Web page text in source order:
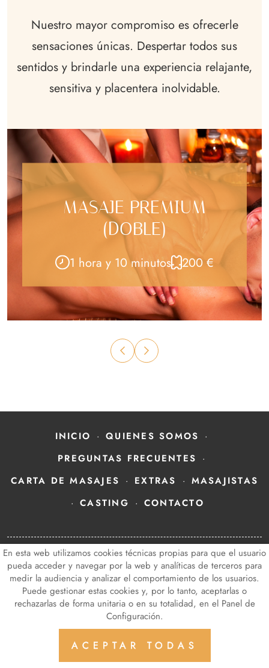
Nuestro mayor compromiso es ofrecerle
sensaciones únicas. Despertar todos sus
sentidos y brindarle una experiencia relajante,
sensitiva y placentera inolvidable.
MASAJE 360º
(TENTACIÓN)
1 hora 200 €
En esta web utilizamos cookies técnicas propias para que el usuario
pueda acceder y navegar por la web y analíticas de terceros para
medir la audiencia y analizar el comportamiento de los usuarios.
Puede gestionar estas cookies y, por lo tanto, aceptarlas o
rechazarlas de forma unitaria o en su totalidad, en el Panel de
Configuración.
ACEPTAR TODAS
INICIO
QUIENES SOMOS
PREGUNTAS FRECUENTES
CARTA DE MASAJES
EXTRAS
MASAJISTAS
CASTING
CONTACTO
Aviso Legal
Política de Privacidad de Datos
Política de Cookies
Configuración de Cookies
nadiamasajistas.com© 2023 - Diseño y programación por
Edina.es